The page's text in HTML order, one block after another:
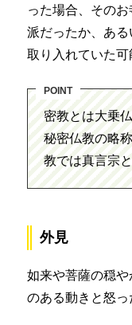
った場合、その
派だったか、あ
取り入れていた可
密教とは大乗
秘密仏教の略
教では真言宗
外見
如来や菩薩の穏
のある動きと怒っ